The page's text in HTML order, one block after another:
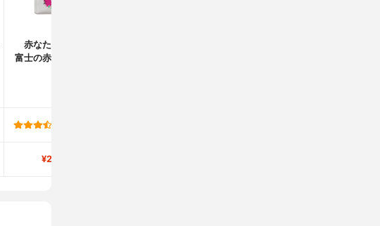
赤なた豆専門店
富士の赤なたまめ茶
¥2,619